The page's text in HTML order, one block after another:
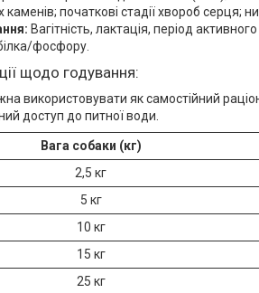
каменів; початкові стадії хвороб серця;
Вагітність, лактація, період
фосфору.
щодо годування:
використовувати як самостійний
доступ до питної води.
Вага собаки (кг)
2,5 кг
5 кг
10 кг
15 кг
25 кг